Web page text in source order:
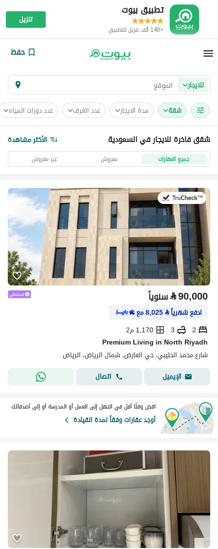
تطبيق بيوت
+140 ألف تنزيل للتطبيق
تنزيل
حفظ
للايجار
شقة
مدة الايجار عدد الغرف عدد دورات المياه
شقق فاخرة للايجار في السعودية الأكثر مشاهدة
جميع العقارات مفروش غير مفروش
في:5 أغسطس 2026
⃁90,000 سنوياً
ادفع شهرياً⃁
8,025مع
2
3
1,170 م2
Premium Living in North Riyadh
شارع محمد الحليبي، حي العارض، شمال الرياض، الرياض
الإيميل
اتصال
اقض وقتًا أقل في التنقل إلى العمل أو المدرسة أو إلى أصدقائك
أوجد عقارات وفقاً لمدة القيادة